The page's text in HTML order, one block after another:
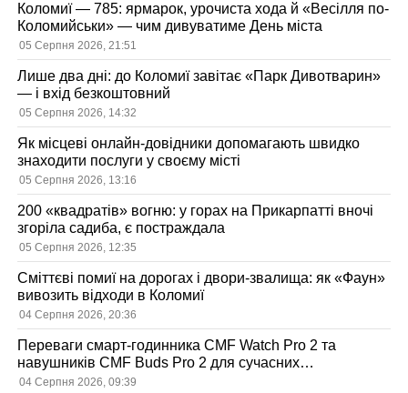
Коломиї — 785: ярмарок, урочиста хода й «Весілля по-
Коломийськи» — чим дивуватиме День міста
05 Серпня 2026, 21:51
Лише два дні: до Коломиї завітає «Парк Дивотварин»
— і вхід безкоштовний
05 Серпня 2026, 14:32
Як місцеві онлайн-довідники допомагають швидко
знаходити послуги у своєму місті
05 Серпня 2026, 13:16
200 «квадратів» вогню: у горах на Прикарпатті вночі
згоріла садиба, є постраждала
05 Серпня 2026, 12:35
Сміттєві помиї на дорогах і двори-звалища: як «Фаун»
вивозить відходи в Коломиї
04 Серпня 2026, 20:36
Переваги смарт-годинника CMF Watch Pro 2 та
навушників CMF Buds Pro 2 для сучасних
користувачів
04 Серпня 2026, 09:39